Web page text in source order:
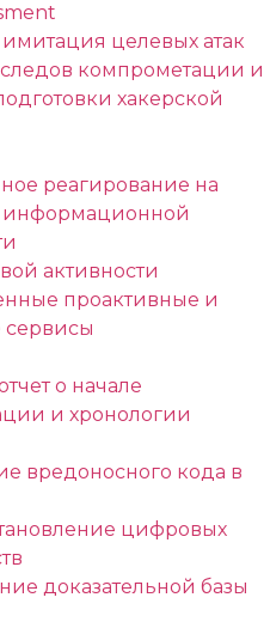
целевых атак
компрометации и
хакерской
реагирование на
активности
проактивные и
сервисы
о начале
и хронологии
вредоносного кода в
цифровых
доказательной базы